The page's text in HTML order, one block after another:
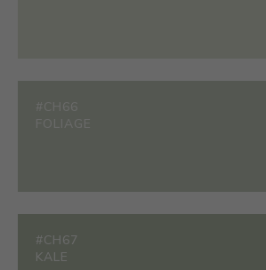
#CH66
FOLIAGE
#CH67
KALE